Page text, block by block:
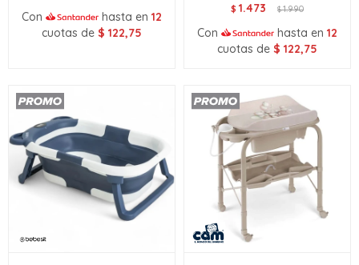
Con hasta en 12
cuotas de $ 122,75
$ 1.473 $1.990
Con hasta en 12
cuotas de $ 122,75